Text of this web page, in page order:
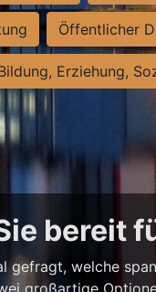
Öffentlicher
Erziehung,
bereit
gefragt, welche